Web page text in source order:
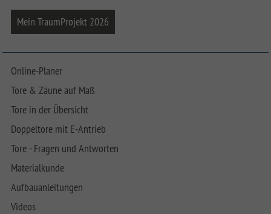
Mein TraumProjekt 2026
Online-Planer
Tore & Zäune auf Maß
Tore in der Übersicht
Doppeltore mit E-Antrieb
Tore - Fragen und Antworten
Materialkunde
Aufbauanleitungen
Videos